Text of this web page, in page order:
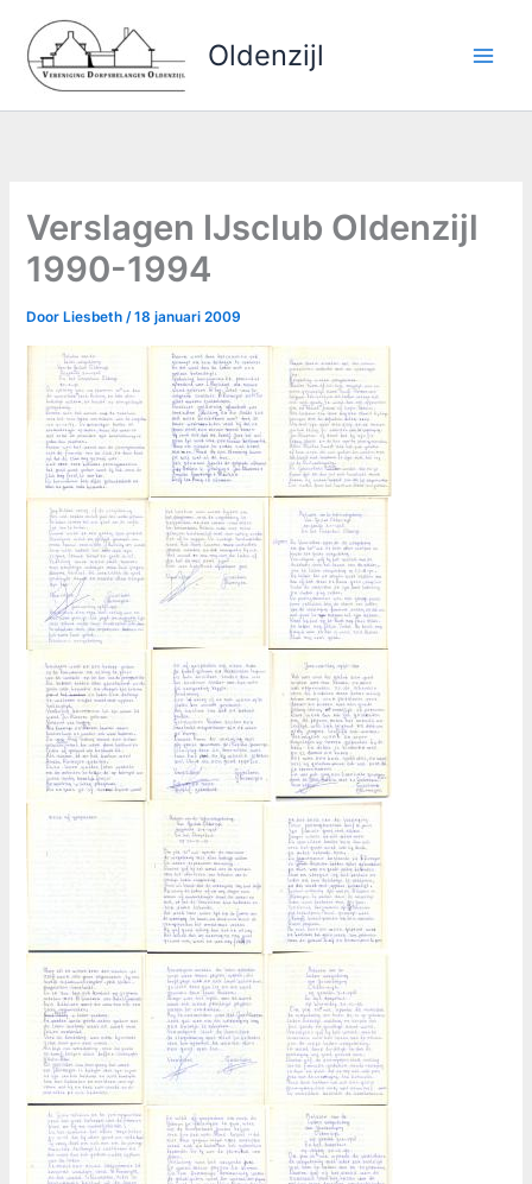
naar
Oldenzijl
Verslagen IJsclub Oldenzijl
1990-1994
Door Liesbeth/18 januari 2009